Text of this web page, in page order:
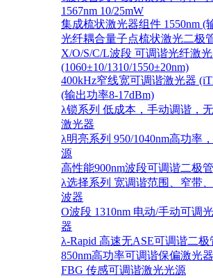
1567nm 10/25mW
集成梳状激光器组件 1550nm (
光纤耦合量子点梳状激光二极
X/O/S/C/L波段 可调谐光纤激
(1060±10/1310/1550±20nm)
400kHz窄线宽可调谐激光器
(输出功率8-17dBm)
λ锁系列 低成本，手动调谐，
激光器
λ明亮系列 950/1040nm高功率
源
高性能900nm波段可调谐二极
λ选择系列 宽调谐范围、窄带
波器
O波段 1310nm 电动/手动可调
器
λ-Rapid 高速无ASE可调谐二极
850nm高功率可调谐保偏激光器
FBG 传感可调谐激光光源